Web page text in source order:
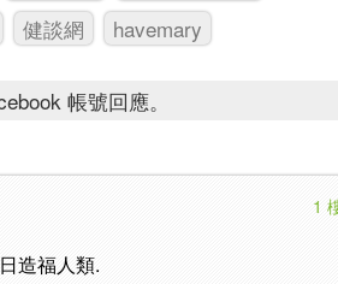
健談網 havemary
帳號回應。
1
造福人類.